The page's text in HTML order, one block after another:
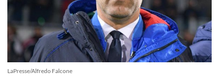
LaPresse/Alfredo Falcone